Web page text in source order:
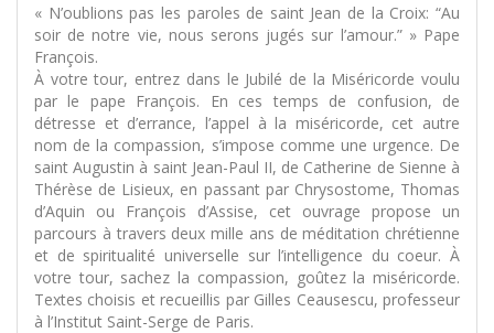
« N’oublions pas les paroles de saint Jean de la Croix: “Au
soir de notre vie, nous serons jugés sur l’amour.” » Pape
François.
À votre tour, entrez dans le Jubilé de la Miséricorde voulu
par le pape François. En ces temps de confusion, de
détresse et d’errance, l’appel à la miséricorde, cet autre
nom de la compassion, s’impose comme une urgence. De
saint Augustin à saint Jean-Paul II, de Catherine de Sienne à
Thérèse de Lisieux, en passant par Chrysostome, Thomas
d’Aquin ou François d’Assise, cet ouvrage propose un
parcours à travers deux mille ans de méditation chrétienne
et de spiritualité universelle sur l’intelligence du coeur. À
votre tour, sachez la compassion, goûtez la miséricorde.
Textes choisis et recueillis par Gilles Ceausescu, professeur
à l’Institut Saint-Serge de Paris.